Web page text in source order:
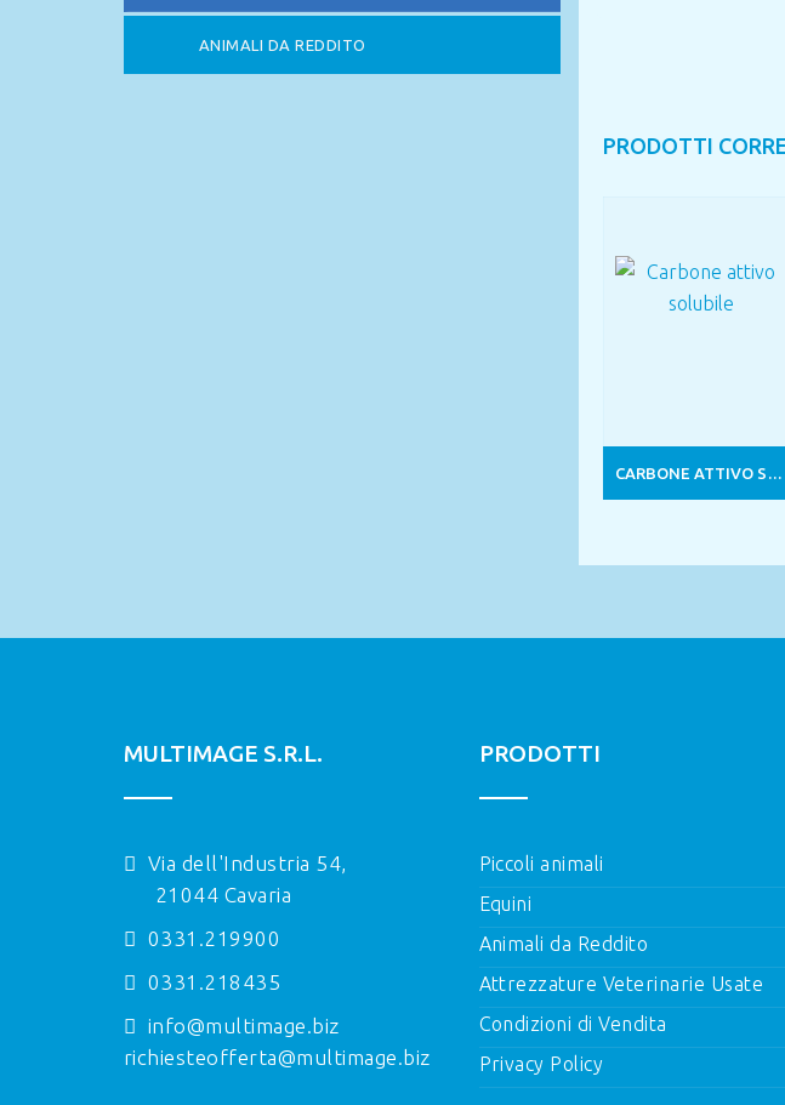
ANIMALI DA REDDITO
PRODOTTI
MULTIMAGE S.R.L.
Via dell'Industria 54,
21044 Cavaria
0331.219900
0331.218435
info@multimage.biz
richiesteofferta@multimage.biz
PRODOTTI
Piccoli animali
Equini
Animali da Reddito
Attrezzature Veterinarie Usate
Condizioni di Vendita
Privacy Policy